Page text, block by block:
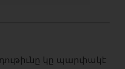
կը պարփակէ